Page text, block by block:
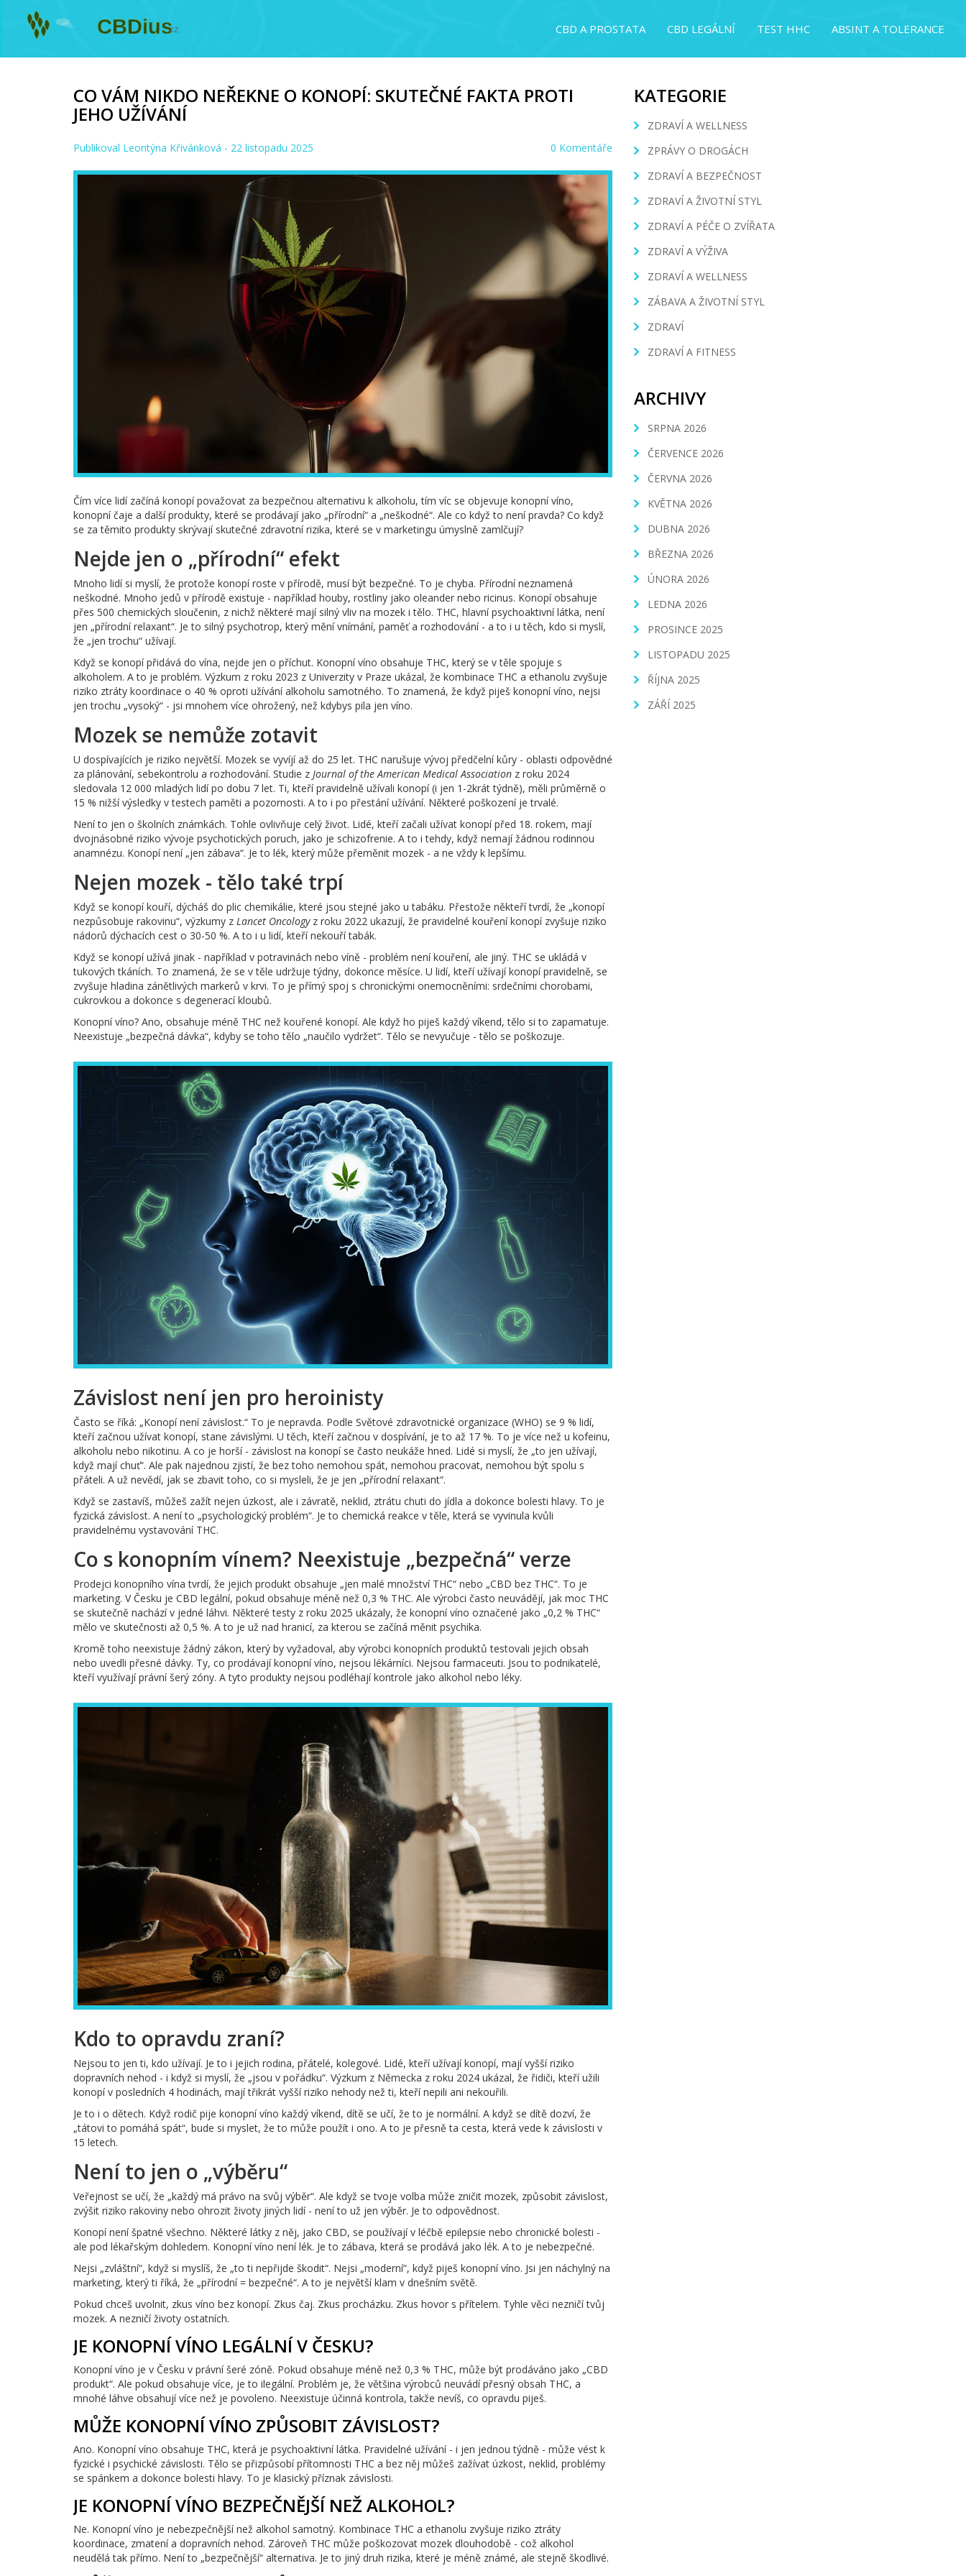
CBD A PROSTATA CBD LEGÁLNÍ TEST HHC ABSINT A TOLERANCE
CO VÁM NIKDO NEŘEKNE O KONOPÍ: SKUTEČNÉ FAKTA PROTI
JEHO UŽÍVÁNÍ
Publikoval Leontýna Křivánková - 22 listopadu 2025 0 Komentáře
Čím více lidí začíná konopí považovat za bezpečnou alternativu k alkoholu, tím víc se objevuje konopní víno,
konopní čaje a další produkty, které se prodávají jako „přírodní“ a „neškodné“. Ale co když to není pravda? Co když
se za těmito produkty skrývají skutečné zdravotní rizika, které se v marketingu úmyslně zamlčují?
Nejde jen o „přírodní“ efekt
Mnoho lidí si myslí, že protože konopí roste v přírodě, musí být bezpečné. To je chyba. Přírodní neznamená
neškodné. Mnoho jedů v přírodě existuje - například houby, rostliny jako oleander nebo ricinus. Konopí obsahuje
přes 500 chemických sloučenin, z nichž některé mají silný vliv na mozek i tělo. THC, hlavní psychoaktivní látka, není
jen „přírodní relaxant“. Je to silný psychotrop, který mění vnímání, paměť a rozhodování - a to i u těch, kdo si myslí,
že „jen trochu“ užívají.
Když se konopí přidává do vína, nejde jen o příchut. Konopní víno obsahuje THC, který se v těle spojuje s
alkoholem. A to je problém. Výzkum z roku 2023 z Univerzity v Praze ukázal, že kombinace THC a ethanolu zvyšuje
riziko ztráty koordinace o 40 % oproti užívání alkoholu samotného. To znamená, že když piješ konopní víno, nejsi
jen trochu „vysoký“ - jsi mnohem více ohrožený, než kdybys pila jen víno.
Mozek se nemůže zotavit
U dospívajících je riziko největší. Mozek se vyvíjí až do 25 let. THC narušuje vývoj předčelní kůry - oblasti odpovědné
za plánování, sebekontrolu a rozhodování. Studie z Journal of the American Medical Association z roku 2024
sledovala 12 000 mladých lidí po dobu 7 let. Ti, kteří pravidelně užívali konopí (i jen 1-2krát týdně), měli průměrně o
15 % nižší výsledky v testech paměti a pozornosti. A to i po přestání užívání. Některé poškození je trvalé.
Není to jen o školních známkách. Tohle ovlivňuje celý život. Lidé, kteří začali užívat konopí před 18. rokem, mají
dvojnásobné riziko vývoje psychotických poruch, jako je schizofrenie. A to i tehdy, když nemají žádnou rodinnou
anamnézu. Konopí není „jen zábava“. Je to lék, který může přeměnit mozek - a ne vždy k lepšímu.
Nejen mozek - tělo také trpí
Když se konopí kouří, dýcháš do plic chemikálie, které jsou stejné jako u tabáku. Přestože někteří tvrdí, že „konopí
nezpůsobuje rakovinu“, výzkumy z Lancet Oncologyz roku 2022 ukazují, že pravidelné kouření konopí zvyšuje riziko
nádorů dýchacích cest o 30-50 %. A to i u lidí, kteří nekouří tabák.
Když se konopí užívá jinak - například v potravinách nebo víně - problém není kouření, ale jiný. THC se ukládá v
tukových tkáních. To znamená, že se v těle udržuje týdny, dokonce měsíce. U lidí, kteří užívají konopí pravidelně, se
zvyšuje hladina zánětlivých markerů v krvi. To je přímý spoj s chronickými onemocněními: srdečními chorobami,
cukrovkou a dokonce s degenerací kloubů.
Konopní víno? Ano, obsahuje méně THC než kouřené konopí. Ale když ho piješ každý víkend, tělo si to zapamatuje.
Neexistuje „bezpečná dávka“, kdyby se toho tělo „naučilo vydržet“. Tělo se nevyučuje - tělo se poškozuje.
Závislost není jen pro heroinisty
Často se říká: „Konopí není závislost.“ To je nepravda. Podle Světové zdravotnické organizace (WHO) se 9 % lidí,
kteří začnou užívat konopí, stane závislými. U těch, kteří začnou v dospívání, je to až 17 %. To je více než u kofeinu,
alkoholu nebo nikotinu. A co je horší - závislost na konopí se často neukáže hned. Lidé si myslí, že „to jen užívají,
když mají chuť“. Ale pak najednou zjistí, že bez toho nemohou spát, nemohou pracovat, nemohou být spolu s
přáteli. A už nevědí, jak se zbavit toho, co si mysleli, že je jen „přírodní relaxant“.
Když se zastavíš, můžeš zažít nejen úzkost, ale i závratě, neklid, ztrátu chuti do jídla a dokonce bolesti hlavy. To je
fyzická závislost. A není to „psychologický problém“. Je to chemická reakce v těle, která se vyvinula kvůli
pravidelnému vystavování THC.
Co s konopním vínem? Neexistuje „bezpečná“ verze
Prodejci konopního vína tvrdí, že jejich produkt obsahuje „jen malé množství THC“ nebo „CBD bez THC“. To je
marketing. V Česku je CBD legální, pokud obsahuje méně než 0,3 % THC. Ale výrobci často neuvádějí, jak moc THC
se skutečně nachází v jedné láhvi. Některé testy z roku 2025 ukázaly, že konopní víno označené jako „0,2 % THC“
mělo ve skutečnosti až 0,5 %. A to je už nad hranicí, za kterou se začíná měnit psychika.
Kromě toho neexistuje žádný zákon, který by vyžadoval, aby výrobci konopních produktů testovali jejich obsah
nebo uvedli přesné dávky. Ty, co prodávají konopní víno, nejsou lékárníci. Nejsou farmaceuti. Jsou to podnikatelé,
kteří využívají právní šerý zóny. A tyto produkty nejsou podléhají kontrole jako alkohol nebo léky.
Kdo to opravdu zraní?
Nejsou to jen ti, kdo užívají. Je to i jejich rodina, přátelé, kolegové. Lidé, kteří užívají konopí, mají vyšší riziko
dopravních nehod - i když si myslí, že „jsou v pořádku“. Výzkum z Německa z roku 2024 ukázal, že řidiči, kteří užili
konopí v posledních 4 hodinách, mají třikrát vyšší riziko nehody než ti, kteří nepili ani nekouřili.
Je to i o dětech. Když rodič pije konopní víno každý víkend, dítě se učí, že to je normální. A když se dítě dozví, že
„tátovi to pomáhá spát“, bude si myslet, že to může použít i ono. A to je přesně ta cesta, která vede k závislosti v
15 letech.
Není to jen o „výběru“
Veřejnost se učí, že „každý má právo na svůj výběr“. Ale když se tvoje volba může zničit mozek, způsobit závislost,
zvýšit riziko rakoviny nebo ohrozit životy jiných lidí - není to už jen výběr. Je to odpovědnost.
Konopí není špatné všechno. Některé látky z něj, jako CBD, se používají v léčbě epilepsie nebo chronické bolesti -
ale pod lékařským dohledem. Konopní víno není lék. Je to zábava, která se prodává jako lék. A to je nebezpečné.
Nejsi „zvláštní“, když si myslíš, že „to ti nepřijde škodit“. Nejsi „moderní“, když piješ konopní víno. Jsi jen náchylný na
marketing, který ti říká, že „přírodní = bezpečné“. A to je největší klam v dnešním světě.
Pokud chceš uvolnit, zkus víno bez konopí. Zkus čaj. Zkus procházku. Zkus hovor s přítelem. Tyhle věci nezničí tvůj
mozek. A nezničí životy ostatních.
JE KONOPNÍ VÍNO LEGÁLNÍ V ČESKU?
Konopní víno je v Česku v právní šeré zóně. Pokud obsahuje méně než 0,3 % THC, může být prodáváno jako „CBD
produkt“. Ale pokud obsahuje více, je to ilegální. Problém je, že většina výrobců neuvádí přesný obsah THC, a
mnohé láhve obsahují více než je povoleno. Neexistuje účinná kontrola, takže nevíš, co opravdu piješ.
MŮŽE KONOPNÍ VÍNO ZPŮSOBIT ZÁVISLOST?
Ano. Konopní víno obsahuje THC, která je psychoaktivní látka. Pravidelné užívání - i jen jednou týdně - může vést k
fyzické i psychické závislosti. Tělo se přizpůsobí přítomnosti THC a bez něj můžeš zažívat úzkost, neklid, problémy
se spánkem a dokonce bolesti hlavy. To je klasický příznak závislosti.
JE KONOPNÍ VÍNO BEZPEČNĚJŠÍ NEŽ ALKOHOL?
Ne. Konopní víno je nebezpečnější než alkohol samotný. Kombinace THC a ethanolu zvyšuje riziko ztráty
koordinace, zmatení a dopravních nehod. Zároveň THC může poškozovat mozek dlouhodobě - což alkohol
neudělá tak přímo. Není to „bezpečnější“ alternativa. Je to jiný druh rizika, které je méně známé, ale stejně škodlivé.
KATEGORIE
ZDRAVÍ A WELLNESS
ZPRÁVY O DROGÁCH
ZDRAVÍ A BEZPEČNOST
ZDRAVÍ A ŽIVOTNÍ STYL
ZDRAVÍ A PÉČE O ZVÍŘATA
ZDRAVÍ A VÝŽIVA
ZDRAVÍ A WELLNESS
ZÁBAVA A ŽIVOTNÍ STYL
ZDRAVÍ
ZDRAVÍ A FITNESS
ARCHIVY
SRPNA 2026
ČERVENCE 2026
ČERVNA 2026
KVĚTNA 2026
DUBNA 2026
BŘEZNA 2026
ÚNORA 2026
LEDNA 2026
PROSINCE 2025
LISTOPADU 2025
ŘÍJNA 2025
ZÁŘÍ 2025